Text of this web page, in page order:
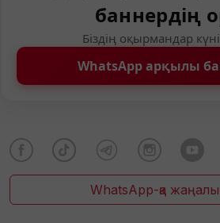
баннердің
Біздің оқырмандар
WhatsApp арқылы
WhatsApp-қа